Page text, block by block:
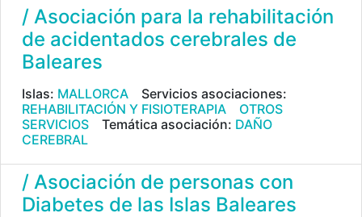
/ Asociación para la rehabilitación
de acidentados cerebrales de
Baleares
Islas: MALLORCA
Servicios asociaciones:
REHABILITACIÓN Y FISIOTERAPIA
OTROS
SERVICIOS
Temática asociación: DAÑO
CEREBRAL
/ Asociación de personas con
Diabetes de las Islas Baleares